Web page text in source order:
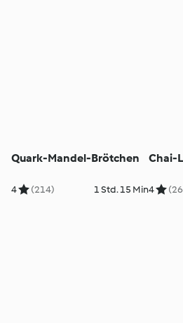
Quark-Mandel-Brötchen
4 (214) 1 Std. 15 Min
Chai-
4